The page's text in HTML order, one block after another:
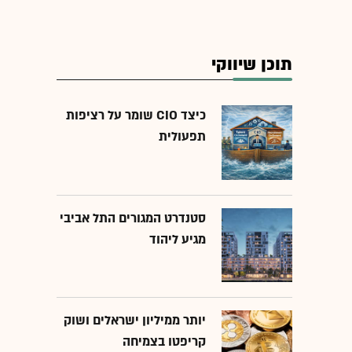
תוכן שיווקי
כיצד CIO שומר על רציפות
תפעולית
סטנדרט המגורים התל אביבי
מגיע ליהוד
יותר ממיליון ישראלים ושוק
קריפטו בצמיחה